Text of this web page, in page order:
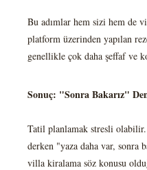
Bu adımlar hem sizi hem de
platform üzerinden yapılan
genellikle çok daha şeffaf ve
Sonuç: "Sonra Bakarız"
Tatil planlamak stresli
derken "yaza daha var, sonra
villa kiralama söz konusu